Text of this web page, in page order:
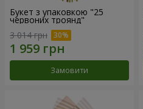
Букет з упаковкою "25
червоних троянд"
3 014 грн
Замовити